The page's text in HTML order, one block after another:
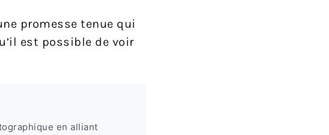
promesse tenue qui
est possible de voir
en alliant